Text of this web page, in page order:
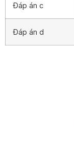
Đáp án c
Đáp án d